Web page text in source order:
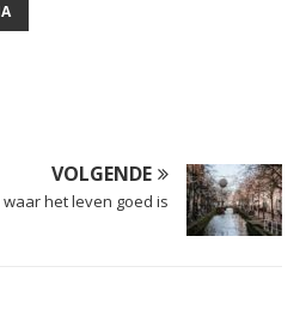
VOLGENDE
waar het leven goed is